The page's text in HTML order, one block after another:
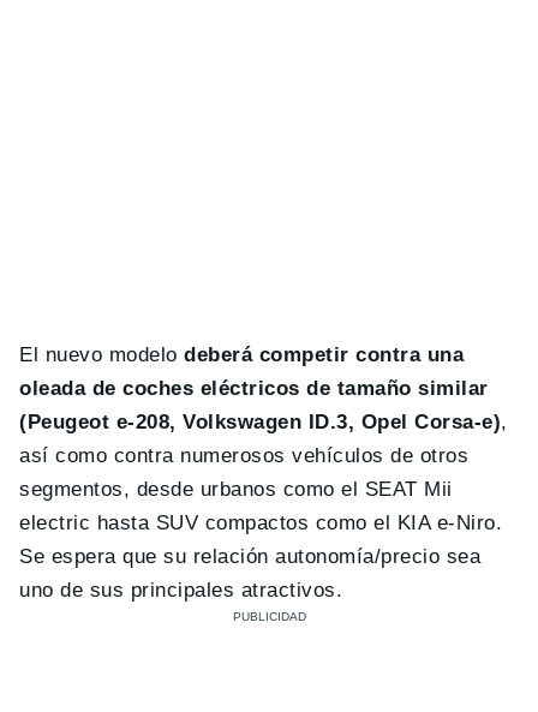
El nuevo modelo deberá competir contra una
oleada de coches eléctricos de tamaño similar
(Peugeot e-208, Volkswagen ID.3, Opel Corsa-e),
así como contra numerosos vehículos de otros
segmentos, desde urbanos como el SEAT Mii
electric hasta SUV compactos como el KIA e-Niro.
Se espera que su relación autonomía/precio sea
uno de sus principales atractivos.